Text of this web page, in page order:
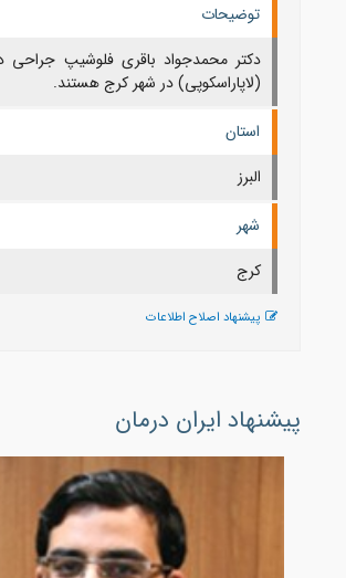
توضیحات
دکتر محمدجواد باقری فلوشیپ جراحی
(لاپاراسکوپی) در شهر کرج هستند.
استان
البرز
شهر
كرج
پیشنهاد اصلاح اطلاعات
پیشنهاد ایران درمان